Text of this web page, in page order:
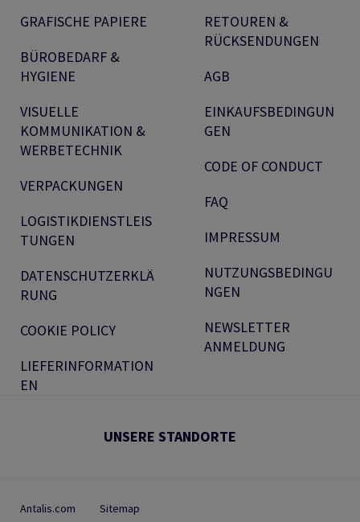
GRAFISCHE PAPIERE
BÜROBEDARF &
HYGIENE
VISUELLE
KOMMUNIKATION &
WERBETECHNIK
VERPACKUNGEN
LOGISTIKDIENSTLEIS
TUNGEN
DATENSCHUTZERKLÄ
RUNG
COOKIE POLICY
LIEFERINFORMATION
EN
RETOUREN &
RÜCKSENDUNGEN
AGB
EINKAUFSBEDINGUN
GEN
CODE OF CONDUCT
FAQ
IMPRESSUM
NUTZUNGSBEDINGU
NGEN
NEWSLETTER
ANMELDUNG
UNSERE STANDORTE
Antalis.com Sitemap